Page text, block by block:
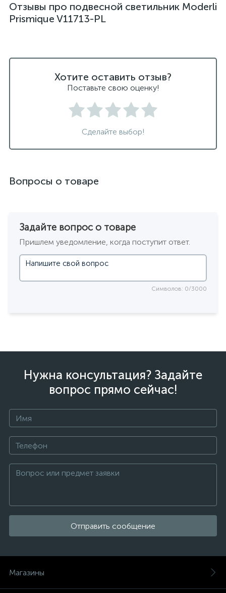
светильники подвесные белые
светодиодные светильники для ванной комнаты
Отзывы про подвесной светильник Moderli
Prismique V11713-PL
Хотите оставить отзыв?
Поставьте свою оценку!
Сделайте выбор!
Вопросы о товаре
Задайте вопрос о товаре
Пришлем уведомление, когда поступит ответ.
Символов: 0/3000
Нужна консультация? Задайте
вопрос прямо сейчас!
Отправить сообщение
Магазины